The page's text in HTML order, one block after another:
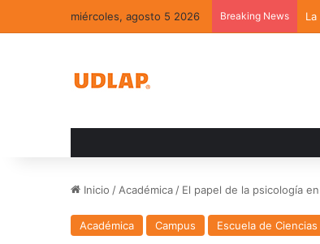
miércoles, agosto 5 2026 Breaking News
Inicio / Académica / El papel de la psicología
Académica Campus Escuela de Ciencias